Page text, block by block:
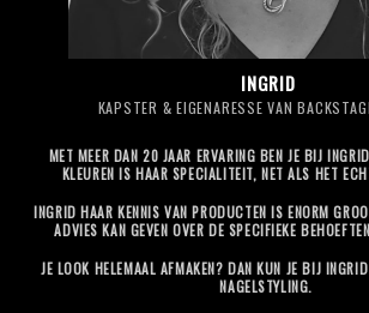
INGRID
KAPSTER & EIGENARESSE VAN
MET MEER DAN 20 JAAR ERVARING BEN JE BIJ
KLEUREN IS HAAR SPECIALITEIT, NET ALS HET
INGRID HAAR KENNIS VAN PRODUCTEN IS ENORM
ADVIES KAN GEVEN OVER DE SPECIFIEKE
JE LOOK HELEMAAL AFMAKEN? DAN KUN JE BIJ
NAGELSTYLING.